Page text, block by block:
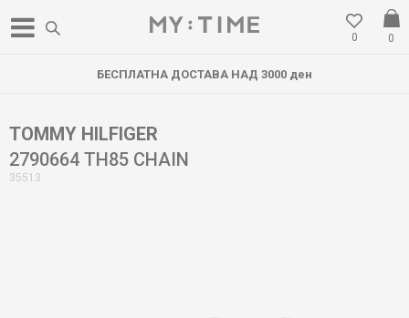
0
0
БЕСПЛАТНА ДОСТАВА НАД 3000 ден
TOMMY HILFIGER
2790664 TH85 CHAIN
35513